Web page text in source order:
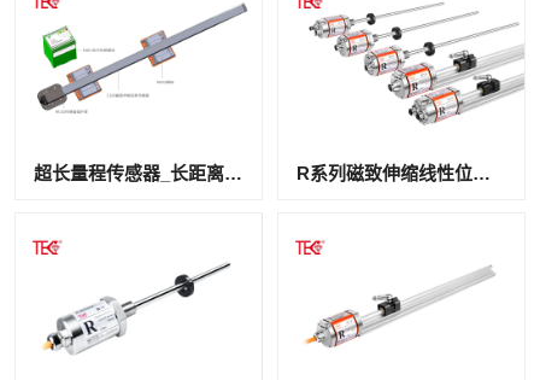
超长量程传感器_长距离磁致伸缩绝对式位移 R系列磁致伸缩线性位移传感器